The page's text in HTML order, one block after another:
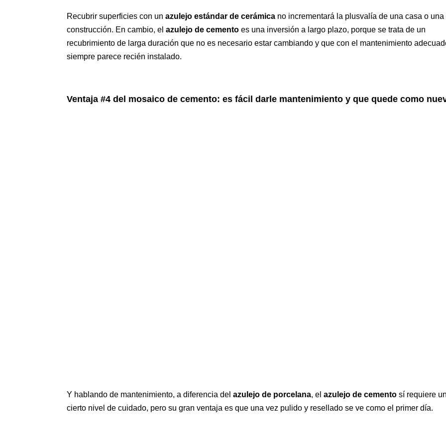
Recubrir superficies con unazulejo estándar de cerámica no incrementará la plusvalía de una casa o una
construcción. En cambio, elazulejo de cemento es una inversión a largo plazo, porque se trata de un
recubrimiento de larga duración que no es necesario estar cambiando y que con el mantenimiento
siempre parece recién instalado.
Ventaja #4 del mosaico de cemento: es fácil darle mantenimiento y que quede como
Y hablando de mantenimiento, a diferencia delazulejo de porcelana, elazulejo de cemento sí requiere
cierto nivel de cuidado, pero su gran ventaja es que una vez pulido y resellado se ve como el primer día.